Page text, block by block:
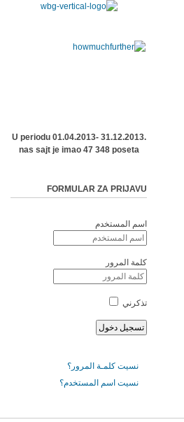
U periodu 01.04.2013- 31.12.2013.
nas sajt je imao 47 348 poseta
FORMULAR ZA PRIJAVU
اسم المستخدم
كلمة المرور
تذكرني
نسيت كلمـة المرور؟
نسيت اسم المستخدم؟